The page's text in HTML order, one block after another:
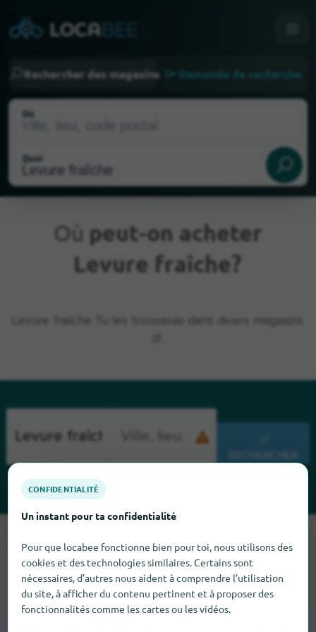
Rechercher des magasins Demande de recherche
Où
Quoi
Emplacement actuel
Où peut-on acheter
Levure fraîche?
RECHERCHER
fraîche pour le moment. Si tu sais où trouver Levure fraîche ici,
nous serions heureux que tu nous le dises.
CONFIDENTIALITÉ
Un instant pour ta confidentialité
Pour que locabee fonctionne bien pour toi, nous utilisons des
cookies et des technologies similaires. Certains sont
nécessaires, d’autres nous aident à comprendre l’utilisation
du site, à afficher du contenu pertinent et à proposer des
fonctionnalités comme les cartes ou les vidéos.